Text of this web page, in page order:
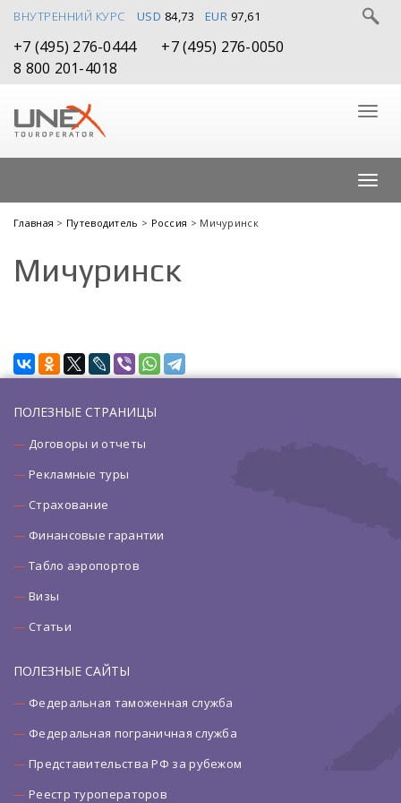
ВНУТРЕННИЙ КУРС USD 84,73 EUR 97,61
+7 (495) 276-0444
+7 (495) 276-0050
8 800 201-4018
Главная > Путеводитель > Россия > Мичуринск
Мичуринск
ПОЛЕЗНЫЕ СТРАНИЦЫ
Договоры и отчеты
Рекламные туры
Страхование
Финансовые гарантии
Табло аэропортов
Визы
Статьи
ПОЛЕЗНЫЕ САЙТЫ
Федеральная таможенная служба
Федеральная пограничная служба
Представительства РФ за рубежом
Реестр туроператоров